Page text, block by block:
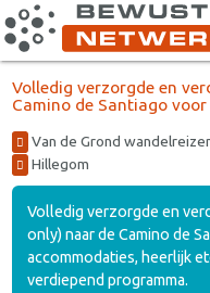
Volledig verzorgde en
Camino de Santiago
Van de Grond
Hillegom
Volledig verzorgde en
only) naar de Camino de
accommodaties, heerlijk
verdiepend programma.